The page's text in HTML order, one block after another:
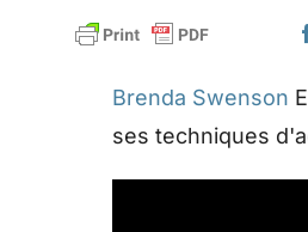
Brenda Swenson
ses techniques